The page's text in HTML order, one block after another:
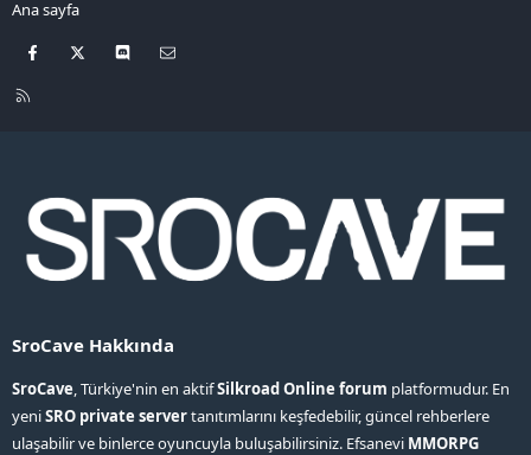
Ana sayfa
Facebook Discord
R
SroCave Hakkında
SroCave, Türkiye'nin en aktifSilkroad Online forum platformudur. En
yeniSRO private servertanıtımlarını keşfedebilir, güncel rehberlere
ulaşabilir ve binlerce oyuncuyla buluşabilirsiniz. Efsanevi MMORPG